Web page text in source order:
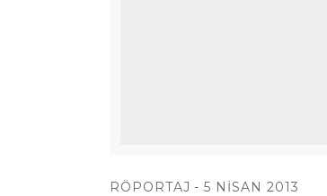
RÖPORTAJ 5 NISAN 2013